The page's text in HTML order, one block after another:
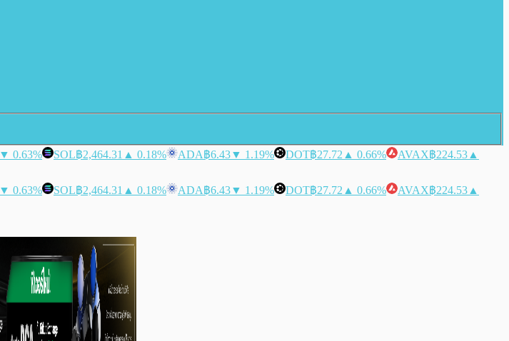
▼ 0.63% SOL฿2,464.31 ▲ 0.18% ADA฿6.43▼ 1.19% DOT฿27.72 ▲ 0.66% AVAX฿224.53 ▲
▼ 0.63% SOL฿2,464.31 ▲ 0.18% ADA฿6.43▼ 1.19% DOT฿27.72 ▲ 0.66% AVAX฿224.53 ▲